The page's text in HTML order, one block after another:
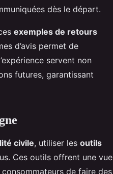
dès le départ.
exemples de retours
d’avis permet de
servent non
futures, garantissant
civile, utiliser les outils
Ces outils offrent une vue
de faire des